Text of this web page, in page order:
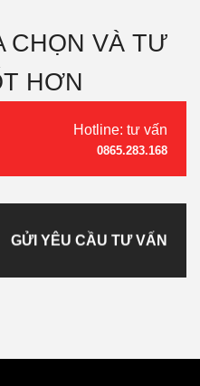
CHỌN VÀ TƯ
HƠN
Hotline: tư vấn
0865.283.168
GỬI YÊU CẦU TƯ VẤN